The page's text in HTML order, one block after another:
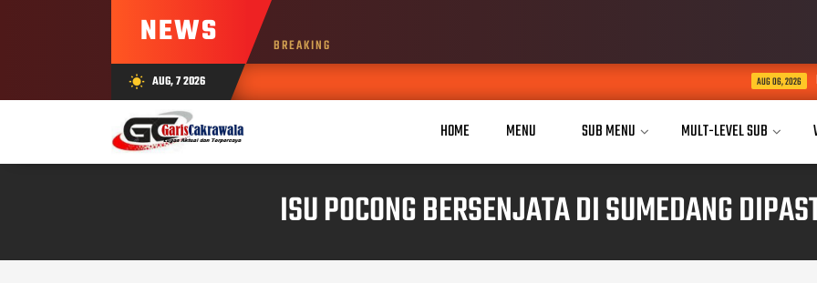
NEWS BREAKING
wb_sunny AUG, 7 2026 KABID HUMAS POLDA JABAR
HOME MENU SUB MENU MULT-LEVEL SUB
ISU POCONG BERSENJATA DI SUMEDANG